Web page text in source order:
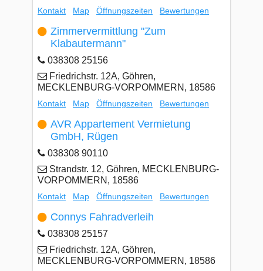
Kontakt Map Öffnungszeiten Bewertungen
Zimmervermittlung "Zum
Klabautermann"
038308 25156
Friedrichstr. 12A, Göhren,
MECKLENBURG-VORPOMMERN, 18586
Kontakt Map Öffnungszeiten Bewertungen
AVR Appartement Vermietung
GmbH, Rügen
038308 90110
Strandstr. 12, Göhren, MECKLENBURG-
VORPOMMERN, 18586
Kontakt Map Öffnungszeiten Bewertungen
Connys Fahradverleih
038308 25157
Friedrichstr. 12A, Göhren,
MECKLENBURG-VORPOMMERN, 18586